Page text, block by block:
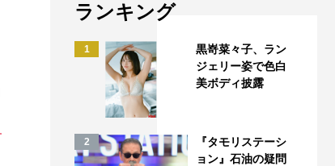
ランキング
1
黒嵜菜々子、ラン
ジェリー姿で色白
美ボディ披露
2
『タモリステーシ
ョン』石油の疑問